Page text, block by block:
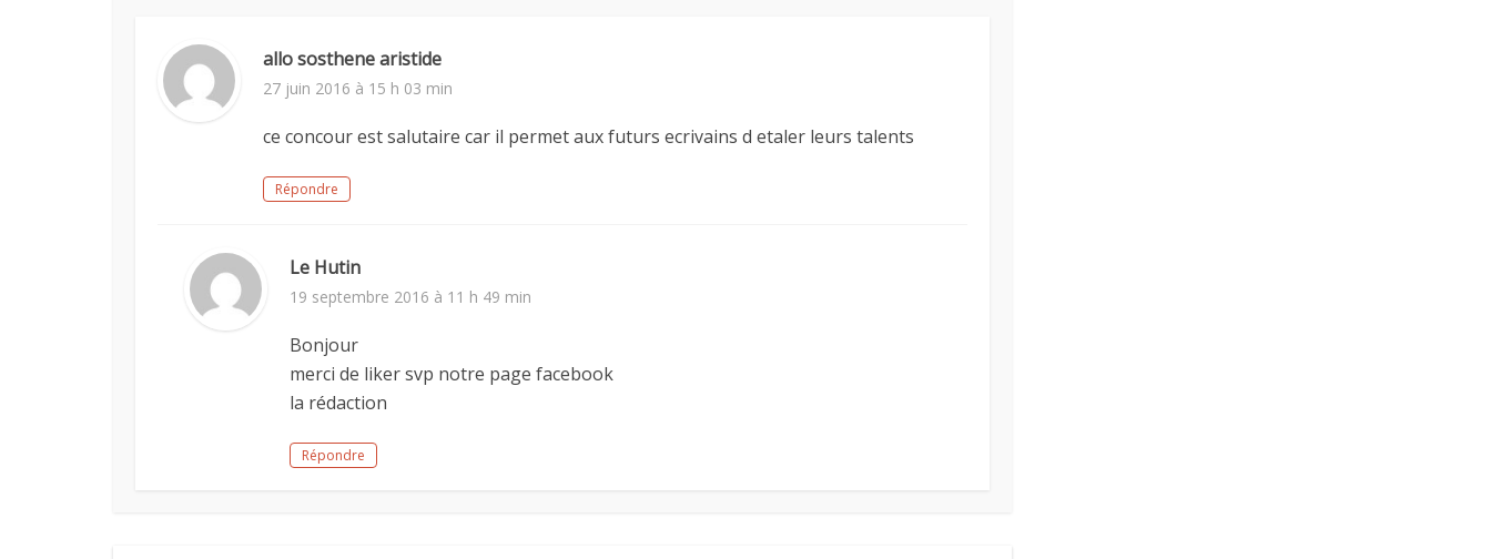
allo sosthene aristide
27 juin 2016 à 15 h 03 min
ce concour est salutaire car il permet aux futurs ecrivains d etaler leurs talents
Répondre
Le Hutin
19 septembre 2016 à 11 h 49 min
Bonjour
merci de liker svp notre page facebook
la rédaction
Répondre